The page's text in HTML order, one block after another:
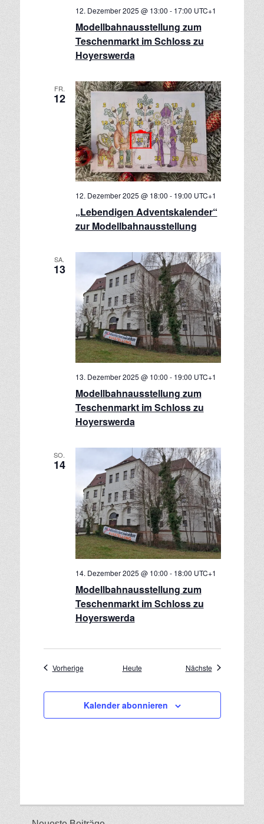
g
a
t
n
Modellbahnausstellung zum
Teschenmarkt im Schloss zu
Hoyerswerda
12. Dezember 2025 @ 13:00 - 17:00 UTC+1
FR.
12
„Lebendigen Adventskalender“
zur Modellbahnausstellung
12. Dezember 2025 @ 18:00 - 19:00 UTC+1
SA.
13
Modellbahnausstellung zum
Teschenmarkt im Schloss zu
Hoyerswerda
13. Dezember 2025 @ 10:00 - 19:00 UTC+1
SO.
14
Modellbahnausstellung zum
Teschenmarkt im Schloss zu
Hoyerswerda
14. Dezember 2025 @ 10:00 - 18:00 UTC+1
VorherigeVeranstaltungen
Heute NächsteVeranstaltungen
Kalender abonnieren